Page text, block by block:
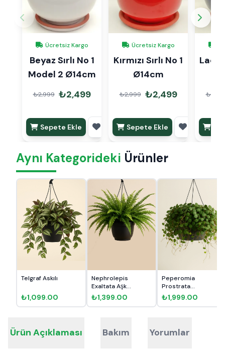
Ücretsiz Kargo
Beyaz Sırlı No 1
Model 2 Ø14cm
₺2,999 ₺2,499
Sepete Ekle
Ücretsiz Kargo
Kırmızı Sırlı No 1
Ø14cm
₺2,999 ₺2,499
Sepete Ekle
Aynı Kategorideki Ürünler
Telgraf Askılı
₺1,099.00
Nephrolepis
Exaltata Aşk
Merdiveni Askı...
₺1,399.00
Peperomia
Prostrata
Pepperspot
₺1,999.00
Ürün Açıklaması Bakım Yorumlar